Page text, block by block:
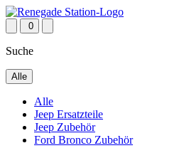
0
Suche
Alle
Alle
Jeep Ersatzteile
Jeep Zubehör
Ford Bronco Zubehör